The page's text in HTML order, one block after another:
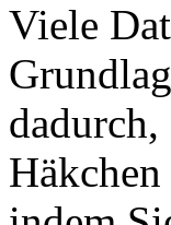
Viele
dadurch,